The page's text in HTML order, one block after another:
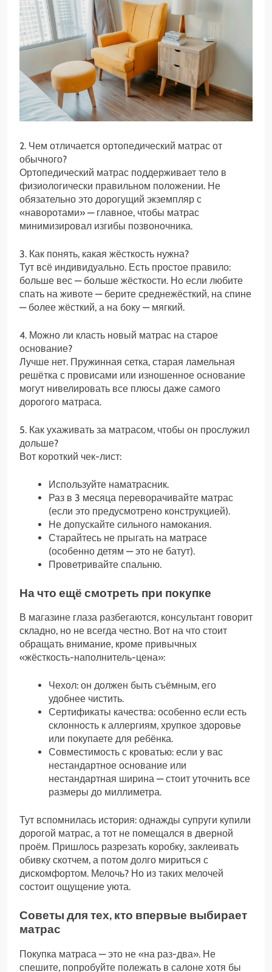
2. Чем отличается ортопедический матрас от
обычного?
Ортопедический матрас поддерживает тело в
физиологически правильном положении. Не
обязательно это дорогущий экземпляр с
«наворотами» — главное, чтобы матрас
минимизировал изгибы позвоночника.
3. Как понять, какая жёсткость нужна?
Тут всё индивидуально. Есть простое правило:
больше вес — больше жёсткости. Но если любите
спать на животе — берите среднежёсткий, на спине
— более жёсткий, а на боку — мягкий.
4. Можно ли класть новый матрас на старое
основание?
Лучше нет. Пружинная сетка, старая ламельная
решётка с провисами или изношенное основание
могут нивелировать все плюсы даже самого
дорогого матраса.
5. Как ухаживать за матрасом, чтобы он прослужил
дольше?
Вот короткий чек-лист:
Используйте наматрасник.
Раз в 3 месяца переворачивайте матрас
(если это предусмотрено конструкцией).
Не допускайте сильного намокания.
Старайтесь не прыгать на матрасе
(особенно детям — это не батут).
Проветривайте спальню.
На что ещё смотреть при покупке
В магазине глаза разбегаются, консультант говорит
складно, но не всегда честно. Вот на что стоит
обращать внимание, кроме привычных
«жёсткость-наполнитель-цена»:
Чехол: он должен быть съёмным, его
удобнее чистить.
Сертификаты качества: особенно если есть
склонность к аллергиям, хрупкое здоровье
или покупаете для ребёнка.
Совместимость с кроватью: если у вас
нестандартное основание или
нестандартная ширина — стоит уточнить все
размеры до миллиметра.
Тут вспомнилась история: однажды супруги купили
дорогой матрас, а тот не помещался в дверной
проём. Пришлось разрезать коробку, заклеивать
обивку скотчем, а потом долго мириться с
дискомфортом. Мелочь? Но из таких мелочей
состоит ощущение уюта.
Советы для тех, кто впервые выбирает
матрас
Покупка матраса — это не «на раз-два». Не
спешите, попробуйте полежать в салоне хотя бы